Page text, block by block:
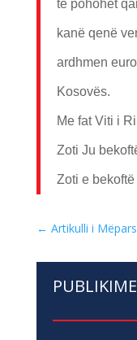
të pohohet
kanë qenë
ardhmen
Kosovës.
Me fat Viti i
Zoti Ju
Zoti e
← Artikulli i
PUBLIKIME